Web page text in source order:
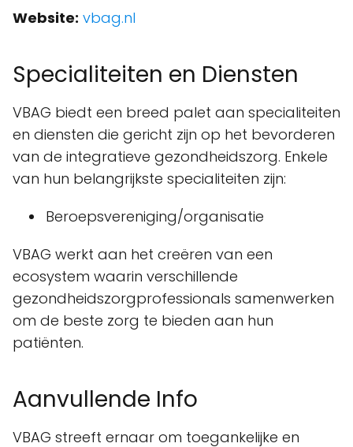
Website: vbag.nl
Specialiteiten en Diensten
VBAG biedt een breed palet aan specialiteiten
en diensten die gericht zijn op het bevorderen
van de integratieve gezondheidszorg. Enkele
van hun belangrijkste specialiteiten zijn:
Beroepsvereniging/organisatie
VBAG werkt aan het creëren van een
ecosystem waarin verschillende
gezondheidszorgprofessionals samenwerken
om de beste zorg te bieden aan hun
patiënten.
Aanvullende Info
VBAG streeft ernaar om toegankelijke en